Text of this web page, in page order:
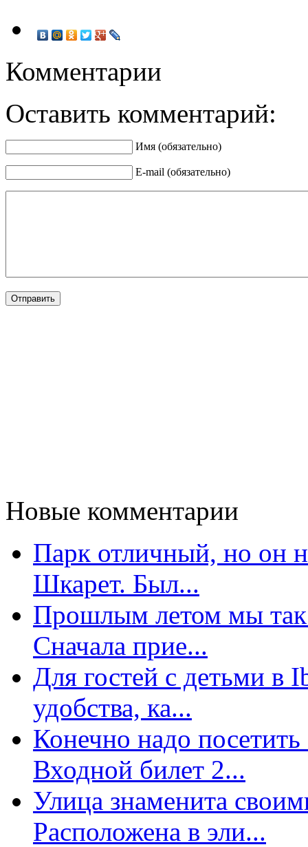
Комментарии
Оставить комментарий:
Имя (обязательно)
E-mail (обязательно)
Новые комментарии
Парк отличный, но он
Шкарет. Был...
Прошлым летом мы так
Сначала прие...
Для гостей с детьми в
удобства, ка...
Конечно надо посетить
Входной билет 2...
Улица знаменита
Расположена в эли...